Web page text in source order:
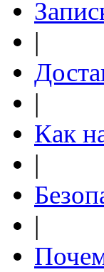
|
|
Как
|
|